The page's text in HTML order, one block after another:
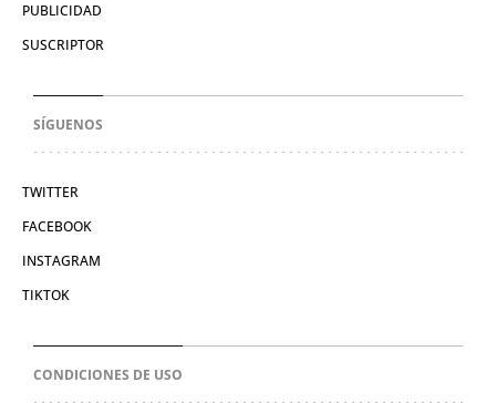
PUBLICIDAD
SUSCRIPTOR
SÍGUENOS
TWITTER
FACEBOOK
INSTAGRAM
TIKTOK
CONDICIONES DE USO